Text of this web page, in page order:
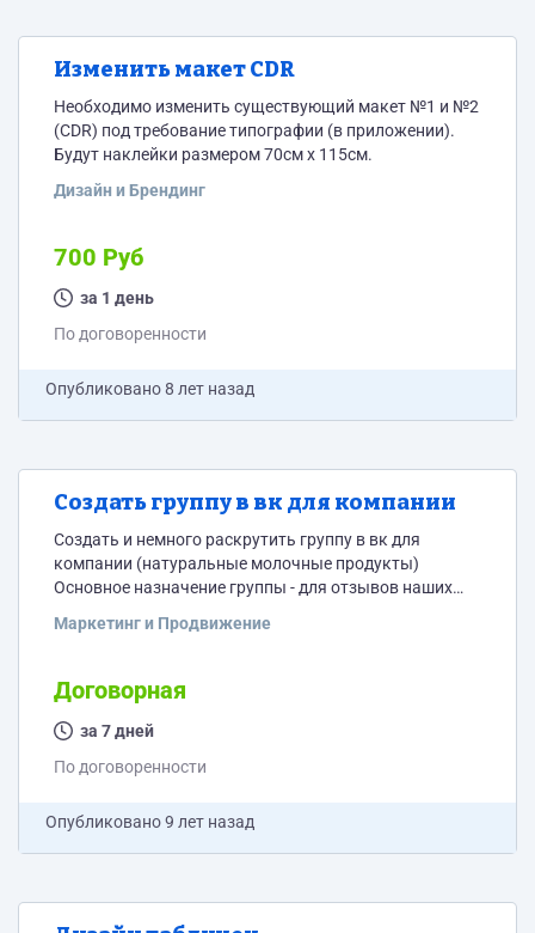
Изменить макет CDR
Необходимо изменить существующий макет №1 и №2
(CDR) под требование типографии (в приложении).
Будут наклейки размером 70см х 115см.
Дизайн и Брендинг
700 Руб
за 1 день
По договоренности
Опубликовано8 лет назад
Создать группу в вк для компании
Создать и немного раскрутить группу в вк для
компании (натуральные молочные продукты)
Основное назначение группы - для отзывов наших
Маркетинг и Продвижение
Договорная
за 7 дней
По договоренности
Опубликовано9 лет назад